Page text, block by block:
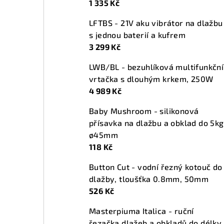
1 335 Kč
LFTBS - 21V aku vibrátor na dlažbu
s jednou baterií a kufrem
3 299 Kč
LWB/BL - bezuhlíková multifunkční
vrtačka s dlouhým krkem, 250W
4 989 Kč
Baby Mushroom - silikonová
přísavka na dlažbu a obklad do
ø45mm
118 Kč
Button Cut - vodní řezný kotouč do
dlažby, tloušťka 0.8mm, 50mm
526 Kč
Masterpiuma Italica - ruční